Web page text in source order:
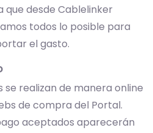
desde Cablelinker
todos lo posible para
el gasto.
se realizan de manera online
de compra del Portal.
aceptados aparecerán